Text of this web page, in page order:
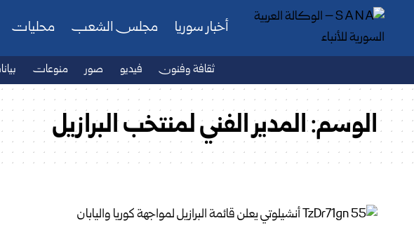
أخبار سوريا مجلس الشعب محليات
ثقافة وفنون فيديو صور منوعات
الوسم:المدير الفني لمنتخب البرازيل